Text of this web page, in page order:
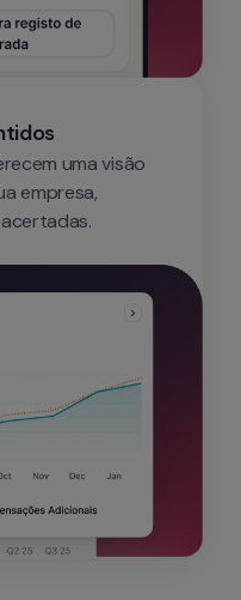
uma visão
empresa,